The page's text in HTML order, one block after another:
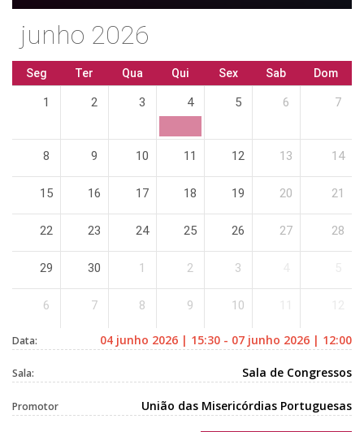
junho 2026
Seg Ter Qua Qui Sex Sab Dom
1 2 3 4 5 6 7
8 9 10 11 12 13 14
15 16 17 18 19 20 21
22 23 24 25 26 27 28
29 30 1 2 3
6 7 8 9 10
Data: 04 junho 2026 | 15:30 - 07 junho 2026 | 12:00
Sala: Sala de Congressos
Promotor União das Misericórdias Portuguesas